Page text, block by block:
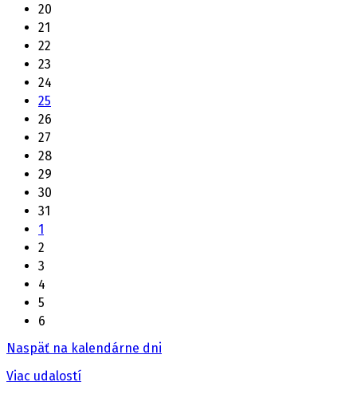
20
21
22
23
24
25
26
27
28
29
30
31
1
2
3
4
5
6
Naspäť na kalendárne dni
Viac udalostí